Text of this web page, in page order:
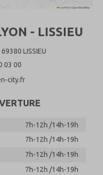
Leaflet|©OpenStreetMap
- LISSIEU
LISSIEU
03 00
city.fr
7h-12h /14h-19h
7h-12h /14h-19h
7h-12h /14h-19h
7h-12h /14h-19h